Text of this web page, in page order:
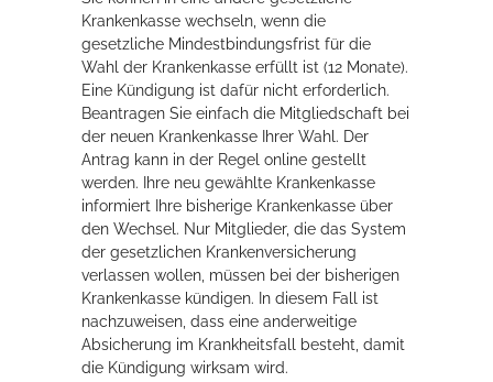
Spaß unter prickelnden Wasserfällen, das rauschende Meer im
Wellenbecken oder doch lieber die pure Entspannung auf der
Sprudelliege im Solebecken?
Krankenkasse wechseln, wenn die
gesetzliche Mindestbindungsfrist für die
Wahl der Krankenkasse erfüllt ist (12 Monate).
Eine Kündigung ist dafür nicht erforderlich.
Beantragen Sie einfach die Mitgliedschaft bei
der neuen Krankenkasse Ihrer Wahl. Der
Antrag kann in der Regel online gestellt
werden. Ihre neu gewählte Krankenkasse
informiert Ihre bisherige Krankenkasse über
den Wechsel. Nur Mitglieder, die das System
der gesetzlichen Krankenversicherung
verlassen wollen, müssen bei der bisherigen
Krankenkasse kündigen. In diesem Fall ist
nachzuweisen, dass eine anderweitige
Absicherung im Krankheitsfall besteht, damit
die Kündigung wirksam wird.